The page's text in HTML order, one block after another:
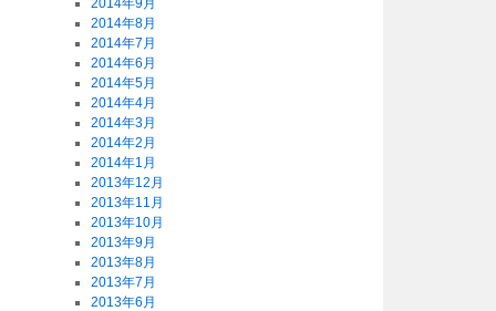
2014年9月
2014年8月
2014年7月
2014年6月
2014年5月
2014年4月
2014年3月
2014年2月
2014年1月
2013年12月
2013年11月
2013年10月
2013年9月
2013年8月
2013年7月
2013年6月